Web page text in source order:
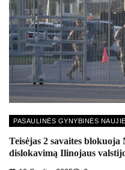
PASAULINĖS GYNYBINĖS
Teisėjas 2 savaites
dislokavimą Ilinojaus